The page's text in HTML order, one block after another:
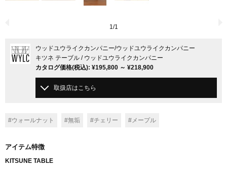
1/1
ウッドユウライクカンパニー/ウッドユウライクカンパニー
キツネ テーブル / ウッドユウライクカンパニー
カタログ価格(税込): ¥195,800 ～ ¥218,900
取扱店はこちら
#ウォールナット #無垢 #チェリー #メープル
アイテム特徴
KITSUNE TABLE